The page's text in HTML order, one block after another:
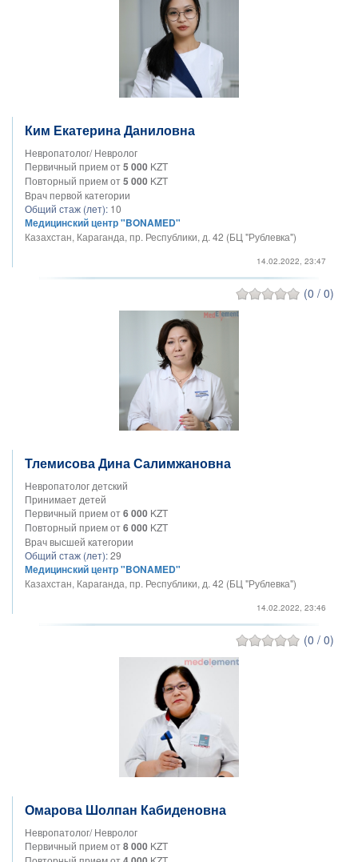
Ким Екатерина Даниловна
Невропатолог/ Невролог
Первичный прием от5 000 KZT
Повторный прием от5 000 KZT
Врач первой категории
Общий стаж (лет): 10
Медицинский центр "BONAMED"
Казахстан, Караганда, пр. Республики, д. 42 (БЦ "Рублевка")
14.02.2022, 23:47
(0 / 0)
Тлемисова Дина Салимжановна
Невропатолог детский
Принимает детей
Первичный прием от6 000 KZT
Повторный прием от6 000 KZT
Врач высшей категории
Общий стаж (лет):29
Медицинский центр "BONAMED"
Казахстан, Караганда, пр. Республики, д. 42 (БЦ "Рублевка")
14.02.2022, 23:46
(0 / 0)
Омарова Шолпан Кабиденовна
Невропатолог/ Невролог
Первичный прием от8 000 KZT